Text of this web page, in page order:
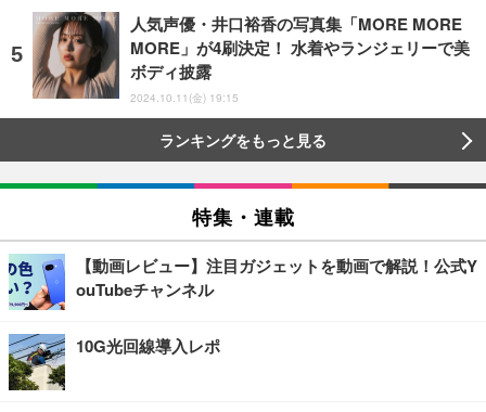
人気声優・井口裕香の写真集「MORE MORE
MORE」が4刷決定！ 水着やランジェリーで美
ボディ披露
2024.10.11(金) 19:15
ランキングをもっと見る
特集・連載
【動画レビュー】注目ガジェットを動画で解説！公式Y
ouTubeチャンネル
10G光回線導入レポ